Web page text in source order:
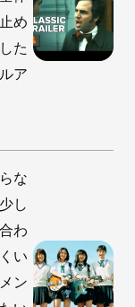
め
た
ア
な
し
わ
い
ン